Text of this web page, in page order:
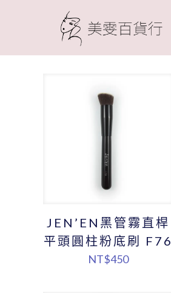
JEN’EN黑管霧直桿
平頭圓柱粉底刷 F76
NT$450